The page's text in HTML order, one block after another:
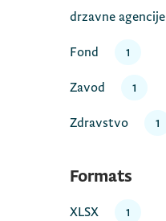
drzavne agencije
Fond 1
Zavod 1
Zdravstvo 1
Formats
XLSX 1